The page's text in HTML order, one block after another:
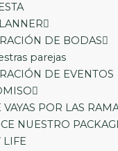
DE BODAS
parejas
DE EVENTOS
VAYAS POR LAS
NUESTRO
LIFE